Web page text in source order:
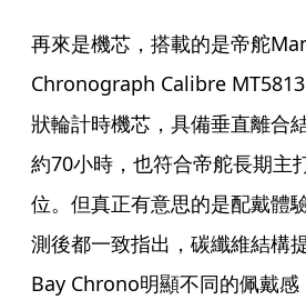
再來是機芯，搭載的是帝舵
Chronograph Calibre
狀輪計時機芯，具備垂直離合
約70小時，也符合帝舵長期主
位。但真正有意思的是配戴體
測後都一致指出，碳纖維結構
Bay Chrono明顯不同的佩戴